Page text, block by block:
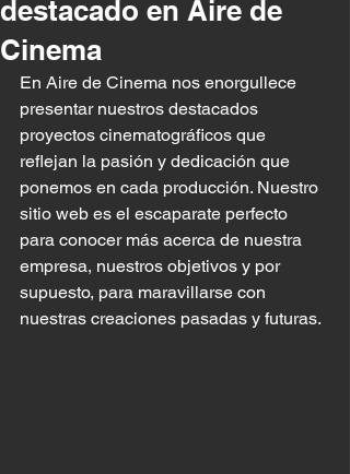
destacado en Aire de
Cinema
En Aire de Cinema nos enorgullece
presentar nuestros destacados
proyectos cinematográficos que
reflejan la pasión y dedicación que
ponemos en cada producción. Nuestro
sitio web es el escaparate perfecto
para conocer más acerca de nuestra
empresa, nuestros objetivos y por
supuesto, para maravillarse con
nuestras creaciones pasadas y futuras.